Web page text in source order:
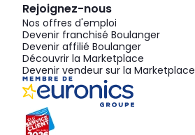
Rejoignez-nous
Nos offres d'emploi
Devenir franchisé Boulanger
Devenir affilié Boulanger
Découvrir la Marketplace
Devenir vendeur sur la Marketplace